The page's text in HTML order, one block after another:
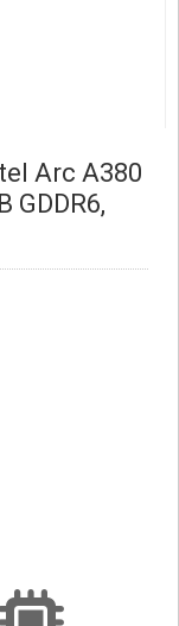
Arc A380
GDDR6,